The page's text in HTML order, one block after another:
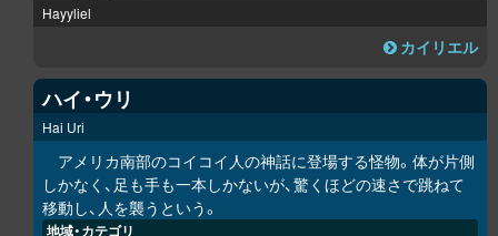
Hayyliel
カイリエル
ハイ・ウリ
Hai Uri
アメリカ南部のコイコイ人の神話に登場する怪物。体が片側
しかなく、足も手も一本しかないが、驚くほどの速さで跳ねて
移動し、人を襲うという。
地域・カテゴリ